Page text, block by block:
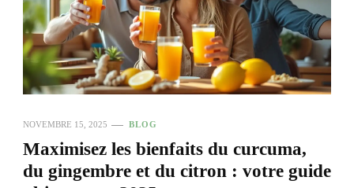
NOVEMBRE 15, 2025 BLOG
Maximisez les bienfaits du curcuma,
du gingembre et du citron : votre guide